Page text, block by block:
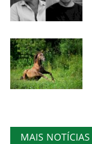
MAIS NOTÍCIAS